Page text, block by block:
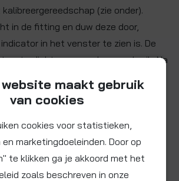
(zie onder).
in de fitting en duw deze door,
in het venster te zien is. De
waterdicht en gereed voor gebruik. Na
draaibaar in de fitting.
zijn niet demontabel.
SN002525
website maakt gebruik
van cookies
cookies voor statistieken,
marketingdoeleinden. Door op
te klikken ga je akkoord met het
zoals beschreven in onze